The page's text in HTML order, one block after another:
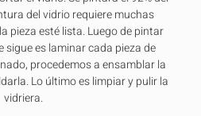
del vidrio requiere muchas
pieza esté lista. Luego de pintar
sigue es laminar cada pieza de
procedemos a ensamblar la
Lo último es limpiar y pulir la
vidriera.